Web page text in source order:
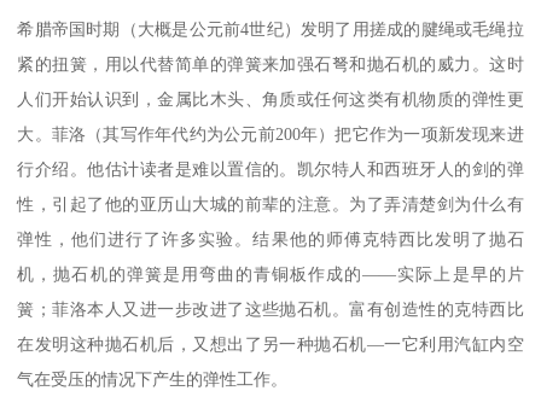
希腊帝国时期（大概是公元前4世纪）发明了用搓成的腱绳或毛绳拉
紧的扭簧，用以代替简单的弹簧来加强石弩和抛石机的威力。这时
人们开始认识到，金属比木头、角质或任何这类有机物质的弹性更
大。菲洛（其写作年代约为公元前200年）把它作为一项新发现来进
行介绍。他估计读者是难以置信的。凯尔特人和西班牙人的剑的弹
性，引起了他的亚历山大城的前辈的注意。为了弄清楚剑为什么有
弹性，他们进行了许多实验。结果他的师傅克特西比发明了抛石
机，抛石机的弹簧是用弯曲的青铜板作成的——实际上是早的片
簧；菲洛本人又进一步改进了这些抛石机。富有创造性的克特西比
在发明这种抛石机后，又想出了另一种抛石机—一它利用汽缸内空
气在受压的情况下产生的弹性工作。